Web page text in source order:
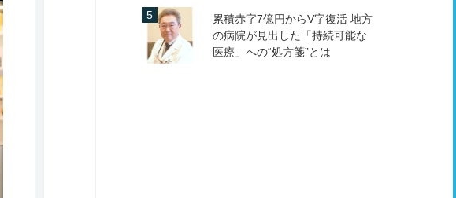
累積赤字7億円からV字復活 地方
の病院が見出した「持続可能な
医療」への“処方箋”とは